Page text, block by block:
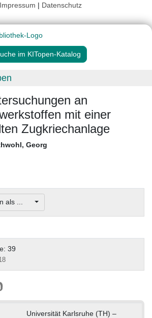
Impressum | Datenschutz
im KITopen-Katalog
an
mit einer
Zugkriechanlage
Georg
als ...
39
Universität Karlsruhe (TH) –